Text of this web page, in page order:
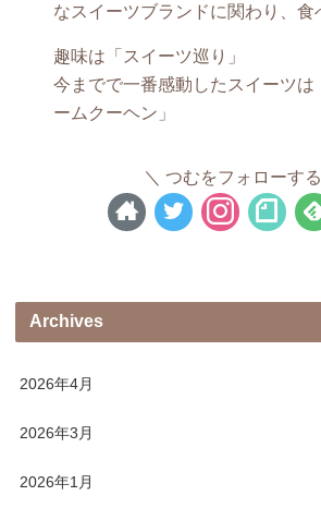
なスイーツブランドに関わり、食
趣味は「スイーツ巡り」
今までで一番感動したスイーツは
ームクーヘン」
つむをフォローする
Archives
2026年4月
2026年3月
2026年1月